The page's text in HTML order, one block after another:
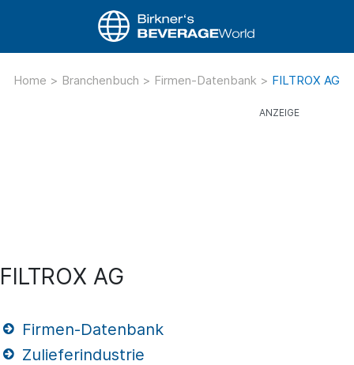
Home > Branchenbuch > Firmen-Datenbank > FILTROX AG
FILTROX AG
Firmen-Datenbank
Zulieferindustrie